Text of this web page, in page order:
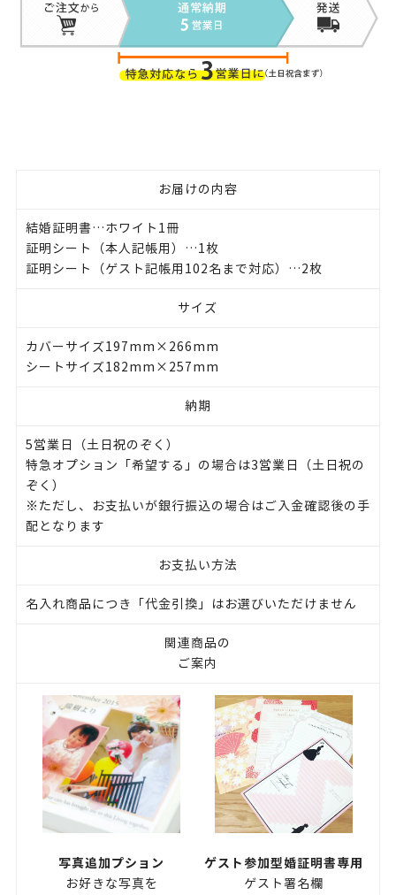
お届けの内容
結婚証明書…ホワイト1冊
証明シート（本人記帳用）…1枚
証明シート（ゲスト記帳用102名まで対応）…2枚
サイズ
カバーサイズ197mm×266mm
シートサイズ182mm×257mm
納期
5営業日（土日祝のぞく）
特急オプション「希望する」の場合は3営業日（土日祝の
ぞく）
※ただし、お支払いが銀行振込の場合はご入金確認後の手
配となります
お支払い方法
名入れ商品につき「代金引換」はお選びいただけません
関連商品の
ご案内
写真追加プション
お好きな写真を
ゲスト参加型婚証明書専用
ゲスト署名欄